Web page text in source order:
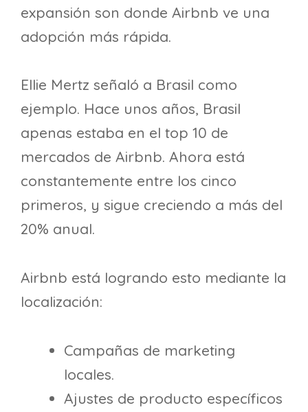
expansión son donde Airbnb ve una
adopción más rápida.
Ellie Mertz señaló a Brasil como
ejemplo. Hace unos años, Brasil
apenas estaba en el top 10 de
mercados de Airbnb. Ahora está
constantemente entre los cinco
primeros, y sigue creciendo a más del
20% anual.
Airbnb está logrando esto mediante la
localización:
Campañas de marketing
locales.
Ajustes de producto específicos